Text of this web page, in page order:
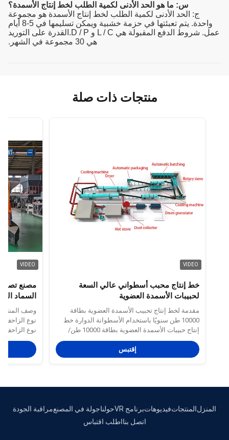
س: ما هو الحد الأدنى لكمية الطلب لخط إنتاج الأسمدة؟
ج: الحد الأدنى لكمية الطلب لخط إنتاج الأسمدة هو مجموعة
واحدة. يتم تعبئتها في حزمة خشبية ويمكن تسليمها في 5-8 أيام
عمل. شروط الدفع المقبولة هي L / C و D / P.القدرة على التوريد
هي 30 مجموعة في الشهر.
منتجات ذات صلة
VIDEO
خط إنتاج محبب أسطواني عالي السعة
لحبيبات الأسمدة العضوية
مقدمة لخط إنتاج تحبيب الأسمدة العضوية بطاقة
10000 طن سنويًا باستخدام الأسطوانة الدوارة خط
إنتاج حبيبات الأسمدة العضوية بطاقة 10000 طن/
سنويًا هو خط إنتاج موحد وآلي مصمم لمؤسسات
إنتاج الأسمدة العضوية الكبيرة والمتوسطة الحجم.
يستخدم محبب الأسطوانة الدوارة كوحدة التشكيل
إقتبس
VIDEO
مصنع
السماد
التخمير
وصف
نوع
نوع الزاحف
وهي حاليًا
لتوفير
بتجميع
المنزلالمنتجاتفيديوهاتبرنامج VR حولناجولة في المصنعمراقبة الجودة
اتصل بنااطلب اقتباس